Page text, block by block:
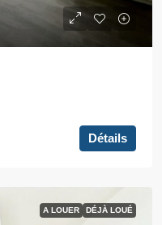
Détails
A LOUER DÉJÀ LOUÉ